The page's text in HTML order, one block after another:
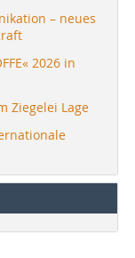
– neues
2026 in
Ziegelei Lage